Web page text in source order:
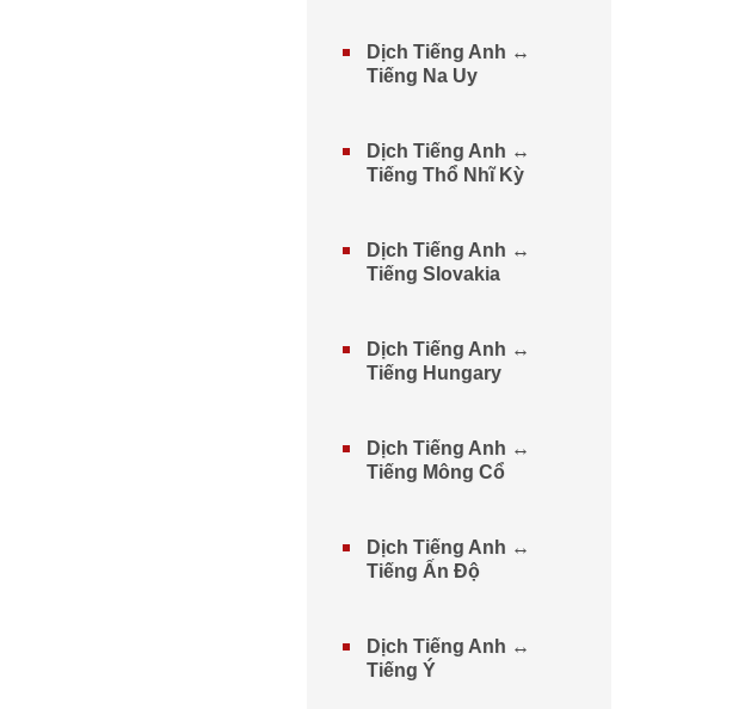
Dịch Tiếng Anh ↔
Tiếng Na Uy
Dịch Tiếng Anh ↔
Tiếng Thổ Nhĩ Kỳ
Dịch Tiếng Anh ↔
Tiếng Slovakia
Dịch Tiếng Anh ↔
Tiếng Hungary
Dịch Tiếng Anh ↔
Tiếng Mông Cổ
Dịch Tiếng Anh ↔
Tiếng Ấn Độ
Dịch Tiếng Anh ↔
Tiếng Ý